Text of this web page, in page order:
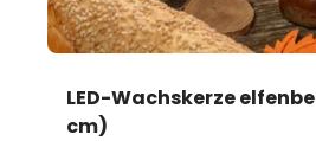
LED-Wachskerze
cm)